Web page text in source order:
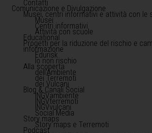
Contatti
Comunicazione e Divulgazione
Musei, centri informativi e attività con le
Musei
Centri informativi
Attività con scuole
Educational
Progetti per la riduzione del rischio e
informazione
Edurisk
Io non rischio
Alla scoperta
dell'Ambiente
dei Terremoti
dei Vulcani
Blog & Canali Social
INGVambiente
INGVterremoti
INGVvulcani
Social Media
Story maps
Story maps e Terremoti
Podcast